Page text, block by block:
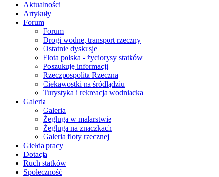
Aktualności
Artykuły
Forum
Forum
Drogi wodne, transport rzeczny
Ostatnie dyskusje
Flota polska - życiorysy statków
Poszukuję informacji
Rzeczpospolita Rzeczna
Ciekawostki na śródlądziu
Turystyka i rekreacja wodniacka
Galeria
Galeria
Żegluga w malarstwie
Żegluga na znaczkach
Galeria floty rzecznej
Giełda pracy
Dotacja
Ruch statków
Społeczność